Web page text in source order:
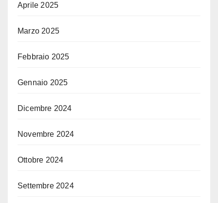
Aprile 2025
Marzo 2025
Febbraio 2025
Gennaio 2025
Dicembre 2024
Novembre 2024
Ottobre 2024
Settembre 2024